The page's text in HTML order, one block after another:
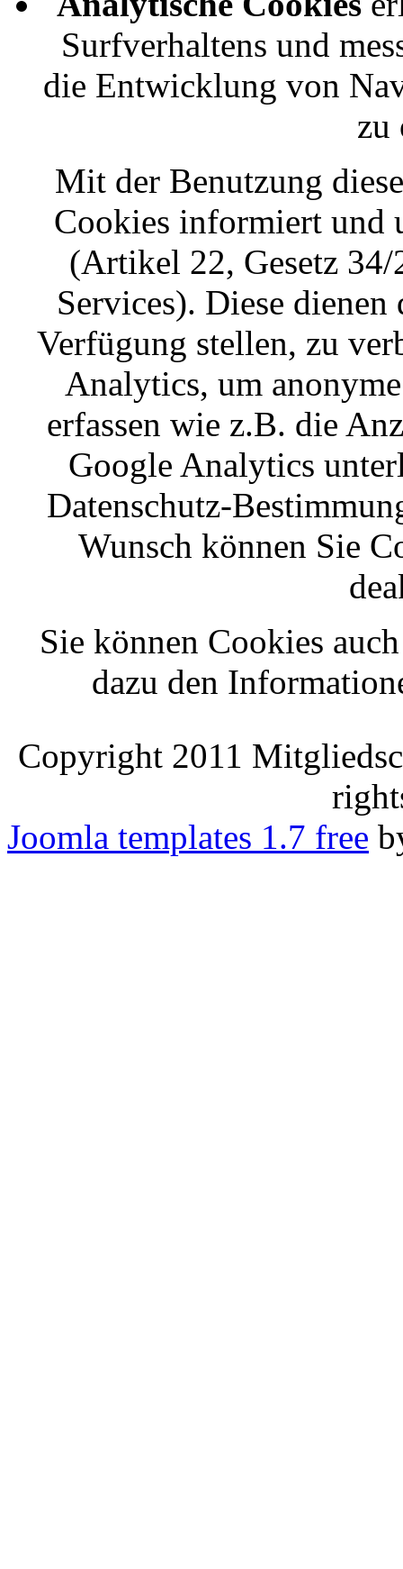
Surfverhaltens und
die Entwicklung von
zu
Mit der Benutzung
Cookies informiert und
(Artikel 22, Gesetz
Services). Diese
Verfügung stellen, zu
Analytics, um
erfassen wie z.B. die
Google Analytics
Datenschutz-
Wunsch können Sie
Sie können Cookies
dazu den
Copyright 2011
Joomla templates 1.7 free